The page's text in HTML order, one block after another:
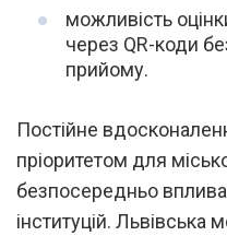
можливість
через QR-коди
прийому.
Постійне
пріоритетом для
безпосередньо
інституцій. Львівська